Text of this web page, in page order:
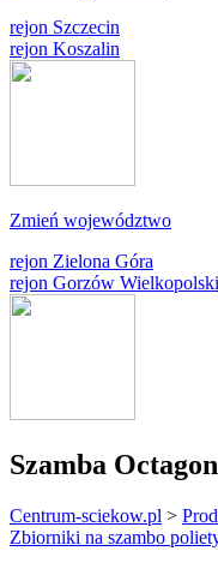
rejon Szczecin
rejon Koszalin
Zmień województwo
rejon Zielona Góra
rejon Gorzów Wielkopolski
Szamba Octagon
Centrum-sciekow.pl >
Zbiorniki na szambo